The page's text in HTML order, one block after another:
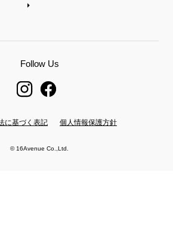
© 16Avenue Co.,Ltd.
Follow Us
に基づく表記 個人情報保護方針